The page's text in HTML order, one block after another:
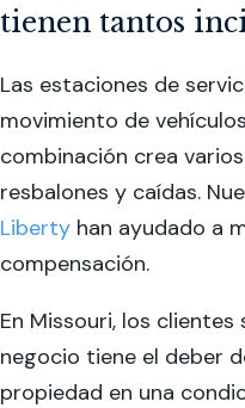
tienen tantos
Las estaciones de
movimiento de
combinación crea
resbalones y caídas.
Liberty han ayudado a
compensación.
En Missouri, los
negocio tiene el deber
propiedad en una